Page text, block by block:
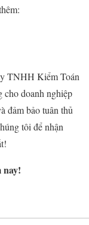
TNHH Kiểm Toán
doanh nghiệp
đảm bảo tuân thủ
tôi để nhận
nay!